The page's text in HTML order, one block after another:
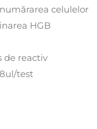
celulelor
HGB
de reactiv
test